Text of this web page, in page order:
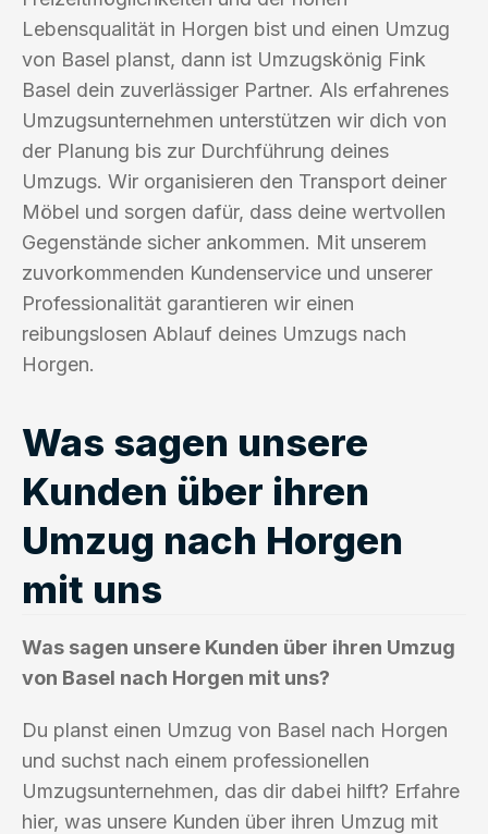
Lebensqualität in Horgen bist und einen Umzug
von Basel planst, dann ist Umzugskönig Fink
Basel dein zuverlässiger Partner. Als erfahrenes
Umzugsunternehmen unterstützen wir dich von
der Planung bis zur Durchführung deines
Umzugs. Wir organisieren den Transport deiner
Möbel und sorgen dafür, dass deine wertvollen
Gegenstände sicher ankommen. Mit unserem
zuvorkommenden Kundenservice und unserer
Professionalität garantieren wir einen
reibungslosen Ablauf deines Umzugs nach
Horgen.
Was sagen unsere
Kunden über ihren
Umzug nach Horgen
mit uns
Was sagen unsere Kunden über ihren Umzug
von Basel nach Horgen mit uns?
Du planst einen Umzug von Basel nach Horgen
und suchst nach einem professionellen
Umzugsunternehmen, das dir dabei hilft? Erfahre
hier, was unsere Kunden über ihren Umzug mit